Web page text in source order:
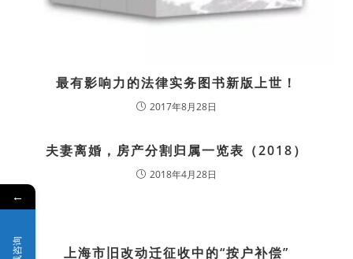
最有影响力的法律实务图书新版上世！
2017年8月28日
夫妻离婚，房产分割归属一览表（2018）
2018年4月28日
上海市旧改动迁征收中的“按户补偿”
←